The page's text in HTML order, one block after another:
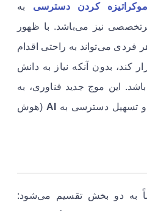
کردن دسترسی به
نیز می‌باشد. با ظهور
فردی می‌تواند به راحتی اقدام
کند، بدون آنکه نیاز به دانش
این موج جدید فناوری، به
و تسهیل دسترسی به AI (هوش
به دو بخش تقسیم می‌شود: